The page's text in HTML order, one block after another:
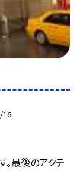
16
。最後のアクテ